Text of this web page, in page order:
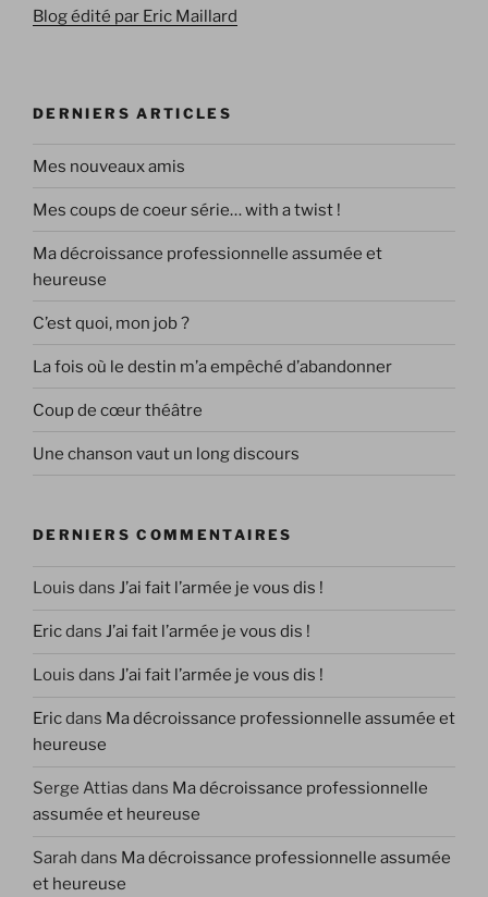
Blog édité par Eric Maillard
DERNIERS ARTICLES
Mes nouveaux amis
Mes coups de coeur série… with a twist !
Ma décroissance professionnelle assumée et
heureuse
C’est quoi, mon job ?
La fois où le destin m’a empêché d’abandonner
Coup de cœur théâtre
Une chanson vaut un long discours
DERNIERS COMMENTAIRES
Louis dans J’ai fait l’armée je vous dis !
Ericdans J’ai fait l’armée je vous dis !
Louis dans J’ai fait l’armée je vous dis !
Ericdans Ma décroissance professionnelle assumée et
heureuse
Serge Attias dans Ma décroissance professionnelle
assumée et heureuse
Sarah dans Ma décroissance professionnelle assumée
et heureuse